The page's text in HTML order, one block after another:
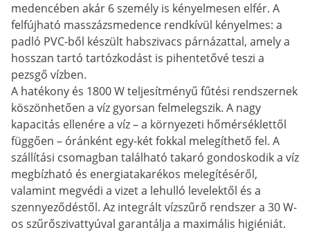
medencében akár 6 személy is kényelmesen elfér. A
felfújható masszázsmedence rendkívül kényelmes: a
padló PVC-ből készült habszivacs párnázattal, amely a
hosszan tartó tartózkodást is pihentetővé teszi a
pezsgő vízben.
A hatékony és 1800 W teljesítményű fűtési rendszernek
köszönhetően a víz gyorsan felmelegszik. A nagy
kapacitás ellenére a víz – a környezeti hőmérséklettől
függően – óránként egy-két fokkal melegíthető fel. A
szállítási csomagban található takaró gondoskodik a víz
megbízható és energiatakarékos melegítéséről,
valamint megvédi a vizet a lehulló levelektől és a
szennyeződéstől. Az integrált vízszűrő rendszer a 30 W-
os szűrőszivattyúval garantálja a maximális higiéniát.